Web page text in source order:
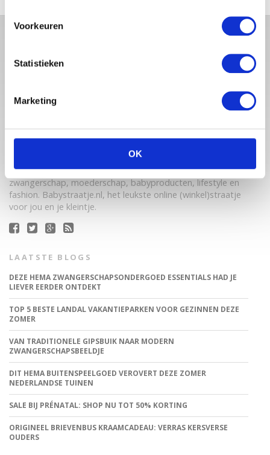
Voorkeuren
Statistieken
Marketing
OK
jonge moeders. Een online ontmoetingsplek vol
inspirerende blogs en handige artikelen op het gebied van
zwangerschap, moederschap, babyproducten, lifestyle en
fashion. Babystraatje.nl, het leukste online (winkel)straatje
voor jou en je kleintje.
LAATSTE BLOGS
DEZE HEMA ZWANGERSCHAPSONDERGOED ESSENTIALS HAD JE
LIEVER EERDER ONTDEKT
TOP 5 BESTE LANDAL VAKANTIEPARKEN VOOR GEZINNEN DEZE
ZOMER
VAN TRADITIONELE GIPSBUIK NAAR MODERN
ZWANGERSCHAPSBEELDJE
DIT HEMA BUITENSPEELGOED VEROVERT DEZE ZOMER
NEDERLANDSE TUINEN
SALE BIJ PRÉNATAL: SHOP NU TOT 50% KORTING
ORIGINEEL BRIEVENBUS KRAAMCADEAU: VERRAS KERSVERSE
OUDERS